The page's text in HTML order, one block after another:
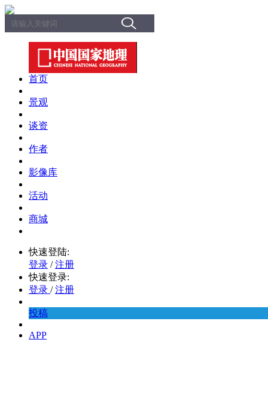
首页
景观
谈资
作者
影像库
活动
商城
快速登陆:
登录 / 注册
快速登录:
登录 / 注册
投稿
APP